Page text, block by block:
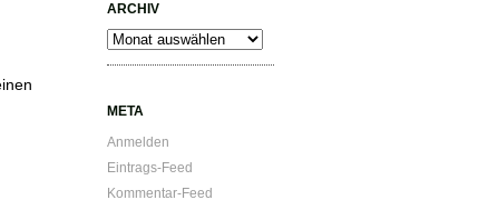
ARCHIV
Archiv
META
Anmelden
Eintrags-Feed
Kommentar-Feed